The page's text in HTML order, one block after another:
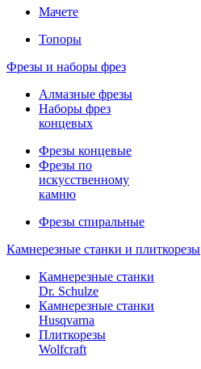
Мачете
Топоры
Фрезы и наборы фрез
Алмазные фрезы
Наборы фрез
концевых
Фрезы концевые
Фрезы по
искусственному
камню
Фрезы спиральные
Камнерезные станки и плиткорезы
Камнерезные станки
Dr. Schulze
Камнерезные станки
Husqvarna
Плиткорезы
Wolfcraft